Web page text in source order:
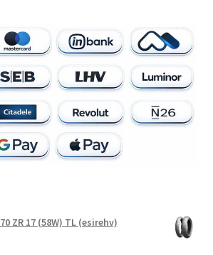
ZR 17 (58W) TL (esirehv)